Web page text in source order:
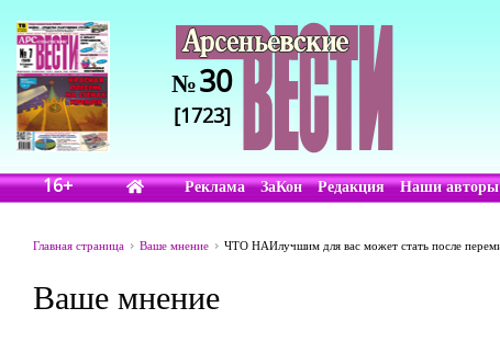
№30
[1723]
16+ Реклама ЗаКон Редакция Наши авторы
Главная страница Ваше мнение ЧТО НАИлучшим для вас может стать после
Ваше мнение